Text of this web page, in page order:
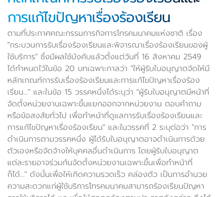
การแก้ไขปัญหาเรื่องร้องเรียน
ตามที่ประกาศคณะกรรมการกิจการโทรคมนาคมแห่งชาติ เรื่อง
"กระบวนการรับเรื่องร้องเรียนและพิจารณาเรื่องร้องเรียนของผู้
ใช้บริการ" ซึ่งมีผลใช้บังคับแล้วตั้งแต่วันที่ 16 สิงหาคม 2549
ได้กำหนดไว้ในข้อ 20 บทเฉพาะกาลว่า "ให้ผู้รับใบอนุญาตจัดให้มี
หลักเกณฑ์การรับเรื่องร้องเรียนและการแก้ไขปัญหาเรื่องร้อง
เรียน..." และในข้อ 15 วรรคหนึ่งได้ระบุว่า "ผู้รับใบอนุญาตมีหน้าที่
จัดตั้งหน่วยงานเฉพาะขึ้นแยกออกจากหน่วยงาน ตอบคำถาม
หรือข้อสงสัยทั่วไป เพื่อทำหน้าที่ดูแลการรับเรื่องร้องเรียนและ
การแก้ไขปัญหาเรื่องร้องเรียน" และในวรรคที่ 2 ระบุต่อว่า "การ
ดำเนินการตามวรรคหนึ่ง ผู้ได้รับใบอนุญาตอาจดำเนินการด้วย
ตัวเองหรือจัดจ้างให้บุคคลอื่นดำเนินการ โดยผู้รับใบอนุญาต
แต่ละรายอาจร่วมกันจัดตั้งหน่วยงานเฉพาะขึ้นเพื่อทำหน้าที่
ก็ได้…" ดังนั้นเพื่อให้เกิดความรวดเร็ว คล่องตัว เป็นการอำนวย
ความสะดวกแก่ผู้ใช้บริการโทรคมนาคมสามารถร้องเรียนปัญหา